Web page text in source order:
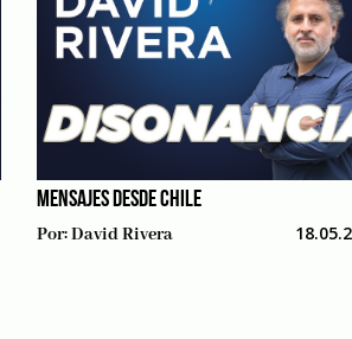
MENSAJES DESDE CHILE
Por:David Rivera